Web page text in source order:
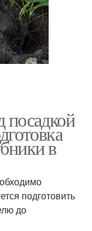
посадкой
в
подготовить
до